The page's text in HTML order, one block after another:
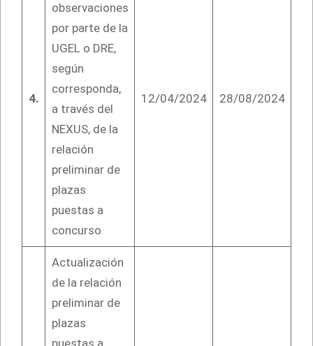
4.
observaciones
por parte de la
UGEL o DRE,
según
corresponda,
a través del
NEXUS, de la
relación
preliminar de
plazas
puestas a
concurso
12/04/2024 28/08/2024
Actualización
de la relación
preliminar de
plazas